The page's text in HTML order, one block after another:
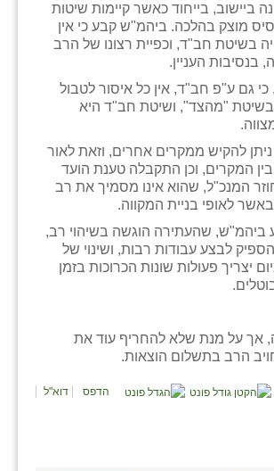
ביישוב, בייחוד כאשר קיימות שיטות
מוצק בהלכה. ביהמ"ש קבע כי אין
בשיטת חב"ד, וכפיית רצונו של הרב
בנסיבות העניין.
גם ע"פ חב"ד, אין כל איסור לטבול
בשיטת "מהצד", ושיטת חב"ד היא
להקיש ממקרים אחרים, וזאת לאור
בין המקרים, וכן התקבלה טענת הועד
המנכ"ל, שהוא אינו מסמיך את רב
לאופי בניית המקווה.
ביהמ"ש, שהעתירה הוגשה בשיהוי רב,
לבצע עבודות רבות, ושינוי של
יצריך פעולות שונות הכרוכות בזמן
אך על מנת שלא להחריף עוד את
הרב בתשלום הוצאות.
הדפס דוא"ל